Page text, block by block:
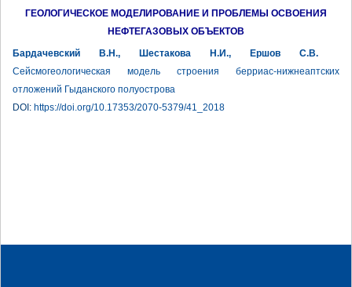
ГЕОЛОГИЧЕСКОЕ МОДЕЛИРОВАНИЕ И ПРОБЛЕМЫ ОСВОЕНИЯ
НЕФТЕГАЗОВЫХ ОБЪЕКТОВ
Бардачевский В.Н., Шестакова Н.И., Ершов С.В.
Сейсмогеологическая модель строения берриас-нижнеаптских
отложений Гыданского полуострова
DOI: https://doi.org/10.17353/2070-5379/41_2018